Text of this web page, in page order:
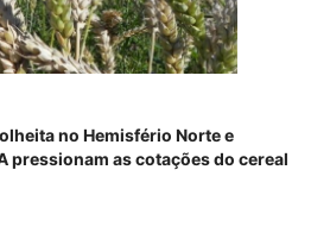
no Hemisfério Norte e
pressionam as cotações do cereal